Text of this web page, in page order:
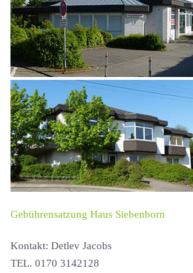
Gebührensatzung Haus Siebenborn
Kontakt: Detlev Jacobs
TEL. 0170 3142128